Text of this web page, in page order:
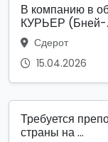
В компанию в
КУРЬЕР (Бней-
Сдерот
15.04.2026
Требуется
страны на ...